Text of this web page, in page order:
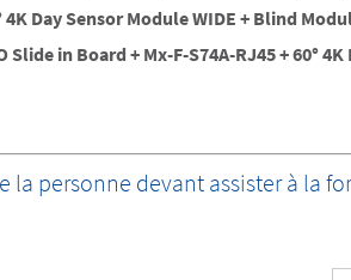
Day Sensor Module WIDE + Blind
in Board + Mx-F-S74A-RJ45 + 60°
la personne devant assister à la